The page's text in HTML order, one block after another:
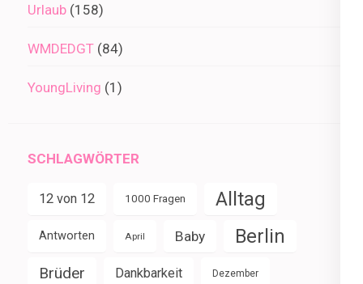
Urlaub (158)
WMDEDGT (84)
YoungLiving (1)
SCHLAGWÖRTER
12 von 12 1000 Fragen Alltag
Antworten April Baby Berlin
Brüder Dankbarkeit Dezember